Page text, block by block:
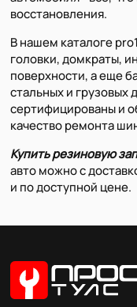
восстановления.
В нашем каталоге
головки, домкраты,
поверхности, а еще
стальных и грузовых
сертифицированы и
качество ремонта
Купить резиновую
авто можно с
и по доступной цене.